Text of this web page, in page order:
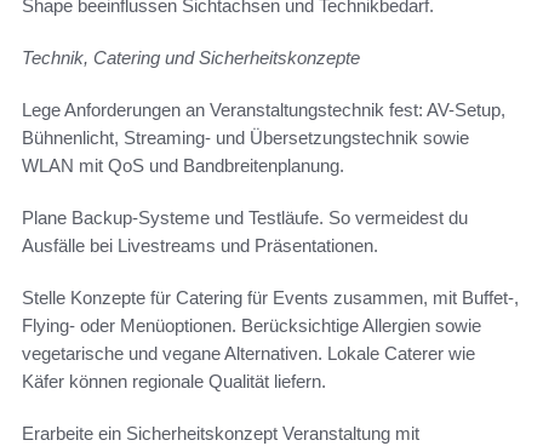
Shape beeinflussen Sichtachsen und Technikbedarf.
Technik, Catering und Sicherheitskonzepte
Lege Anforderungen an Veranstaltungstechnik fest: AV-Setup,
Bühnenlicht, Streaming- und Übersetzungstechnik sowie
WLAN mit QoS und Bandbreitenplanung.
Plane Backup-Systeme und Testläufe. So vermeidest du
Ausfälle bei Livestreams und Präsentationen.
Stelle Konzepte für Catering für Events zusammen, mit Buffet-,
Flying- oder Menüoptionen. Berücksichtige Allergien sowie
vegetarische und vegane Alternativen. Lokale Caterer wie
Käfer können regionale Qualität liefern.
Erarbeite ein Sicherheitskonzept Veranstaltung mit